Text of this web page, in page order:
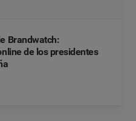
Brandwatch:
de los presidentes